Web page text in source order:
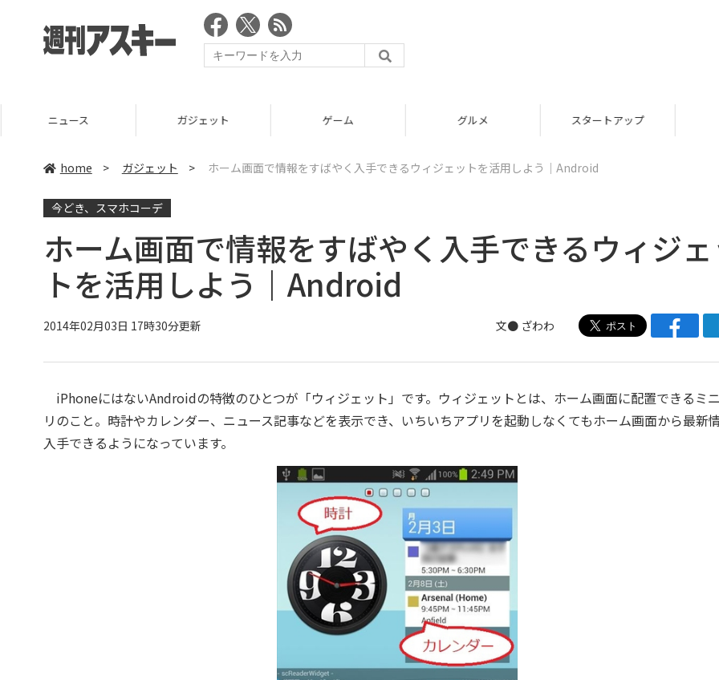
ニュース ガジェット ゲーム グルメ スタートアップ
home > ガジェット > ホーム画面で情報をすばやく入手できるウィジェットを活用しよう｜Android
今どき、スマホコーデ
ホーム画面で情報をすばやく入手できるウィジェ
トを活用しよう｜Android
2014年02月03日 17時30分更新 文● ざわわ
iPhoneにはないAndroidの特徴のひとつが「ウィジェット」です。ウィジェットとは、ホーム画面に配置できるミ
リのこと。時計やカレンダー、ニュース記事などを表示でき、いちいちアプリを起動しなくてもホーム画面から最新
入手できるようになっています。